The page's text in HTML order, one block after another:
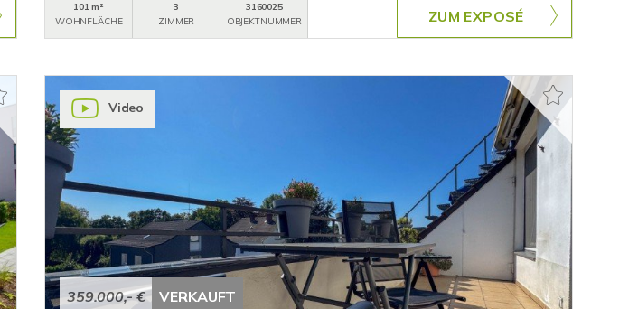
101 m²
WOHNFLÄCHE
3
ZIMMER
3160025
OBJEKTNUMMER
ZUM EXPOSÉ
359.000,- € VERKAUFT
Video